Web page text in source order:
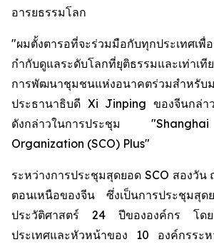
อารยธรรมโลก
"ผมตั้งตารอที่จะร่วมมือกับทุกประเทศเพื่
กำกับดูแลระดับโลกที่ยุติธรรมและเท่าเ
การพัฒนาชุมชนแห่งอนาคตร่วมสำหรับ
ประธานาธิบดี Xi Jinping ของจีนกล่า
ดังกล่าวในการประชุม
Organization (SCO) Plus"
ระหว่างการประชุมสุดยอด SCO สองวัน
ตอนเหนือของจีน ซึ่งเป็นการประชุมสุด
ประวัติศาสตร์ 24 ปีขององค์กร โด
ประเทศและหัวหน้าของ 10 องค์กรระห